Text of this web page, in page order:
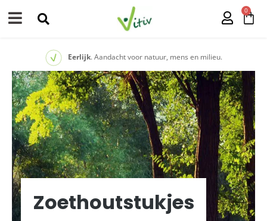
0
Eerlijk. Aandacht voor natuur, mens en milieu.
Zoethoutstukjes